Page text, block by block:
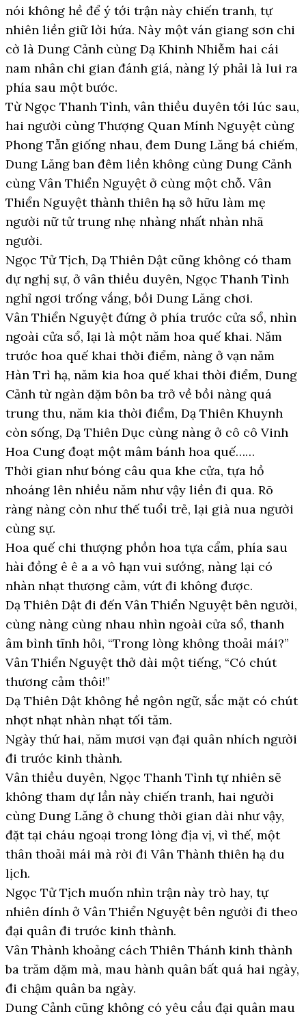
nói không hề để ý tới trận này chiến tranh, tự
nhiên liền giữ lời hứa. Này một ván giang sơn chi
cờ là Dung Cảnh cùng Dạ Khinh Nhiễm hai cái
nam nhân chi gian đánh giá, nàng lý phải là lui ra
phía sau một bước.
Từ Ngọc Thanh Tình, vân thiều duyên tới lúc sau,
hai người cùng Thượng Quan Mính Nguyệt cùng
Phong Tẫn giống nhau, đem Dung Lăng bá chiếm,
Dung Lăng ban đêm liền không cùng Dung Cảnh
cùng Vân Thiển Nguyệt ở cùng một chỗ. Vân
Thiển Nguyệt thành thiên hạ sở hữu làm mẹ
người nữ tử trung nhẹ nhàng nhất nhàn nhã
người.
Ngọc Tử Tịch, Dạ Thiên Dật cũng không có tham
dự nghị sự, ở vân thiều duyên, Ngọc Thanh Tình
nghỉ ngơi trống vắng, bồi Dung Lăng chơi.
Vân Thiển Nguyệt đứng ở phía trước cửa sổ, nhìn
ngoài cửa sổ, lại là một năm hoa quế khai. Năm
trước hoa quế khai thời điểm, nàng ở vạn năm
Hàn Trì hạ, năm kia hoa quế khai thời điểm, Dung
Cảnh từ ngàn dặm bôn ba trở về bồi nàng quá
trung thu, năm kia thời điểm, Dạ Thiên Khuynh
còn sống, Dạ Thiên Dục cùng nàng ở cô cô Vinh
Hoa Cung đoạt một mâm bánh hoa quế……
Thời gian như bóng câu qua khe cửa, tựa hồ
nhoáng lên nhiều năm như vậy liền đi qua. Rõ
ràng nàng còn như thế tuổi trẻ, lại già nua người
cùng sự.
Hoa quế chi thượng phồn hoa tựa cẩm, phía sau
hài đồng ê ê a a vô hạn vui sướng, nàng lại có
nhàn nhạt thương cảm, vứt đi không được.
Dạ Thiên Dật đi đến Vân Thiển Nguyệt bên người,
cùng nàng cùng nhau nhìn ngoài cửa sổ, thanh
âm bình tĩnh hỏi, “Trong lòng không thoải mái?”
Vân Thiển Nguyệt thở dài một tiếng, “Có chút
thương cảm thôi!”
Dạ Thiên Dật không hề ngôn ngữ, sắc mặt có chút
nhợt nhạt nhàn nhạt tối tăm.
Ngày thứ hai, năm mươi vạn đại quân nhích người
đi trước kinh thành.
Vân thiều duyên, Ngọc Thanh Tình tự nhiên sẽ
không tham dự lần này chiến tranh, hai người
cùng Dung Lăng ở chung thời gian dài như vậy,
đặt tại cháu ngoại trong lòng địa vị, vì thế, một
thân thoải mái mà rời đi Vân Thành thiên hạ du
lịch.
Ngọc Tử Tịch muốn nhìn trận này trò hay, tự
nhiên dính ở Vân Thiển Nguyệt bên người đi theo
đại quân đi trước kinh thành.
Vân Thành khoảng cách Thiên Thánh kinh thành
ba trăm dặm mà, mau hành quân bất quá hai ngày,
đi chậm quân ba ngày.
Dung Cảnh cũng không có yêu cầu đại quân mau